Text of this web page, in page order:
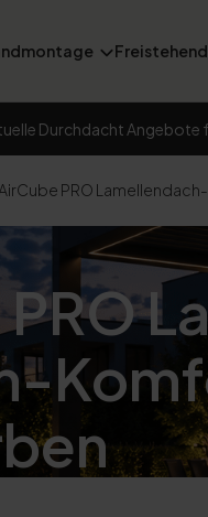
Freistehend
Durchdacht Angebote
AirCube PRO